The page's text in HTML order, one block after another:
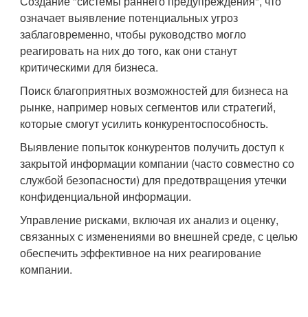
означает выявление потенциальных угроз
заблаговременно, чтобы руководство могло
реагировать на них до того, как они станут
критическими для бизнеса.
Поиск благоприятных возможностей для бизнеса на
рынке, например новых сегментов или стратегий,
которые смогут усилить конкурентоспособность.
Выявление попыток конкурентов получить доступ к
закрытой информации компании (часто совместно со
службой безопасности) для предотвращения утечки
конфиденциальной информации.
Управление рисками, включая их анализ и оценку,
связанных с изменениями во внешней среде, с целью
обеспечить эффективное на них реагирование
компании.